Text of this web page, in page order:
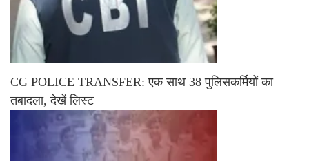
CG POLICE TRANSFER: एक साथ 38 पुलिसकर्मियों का
तबादला, देखें लिस्ट